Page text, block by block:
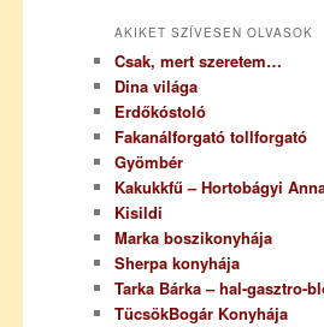
AKIKET SZÍVESEN OLVASOK
Csak, mert szeretem…
Dina világa
Erdőkóstoló
Fakanálforgató tollforgató
Gyömbér
Kakukkfű – Hortobágyi
Kisildi
Marka boszikonyhája
Sherpa konyhája
Tarka Bárka – hal-gasztro-
TücsökBogár Konyhája